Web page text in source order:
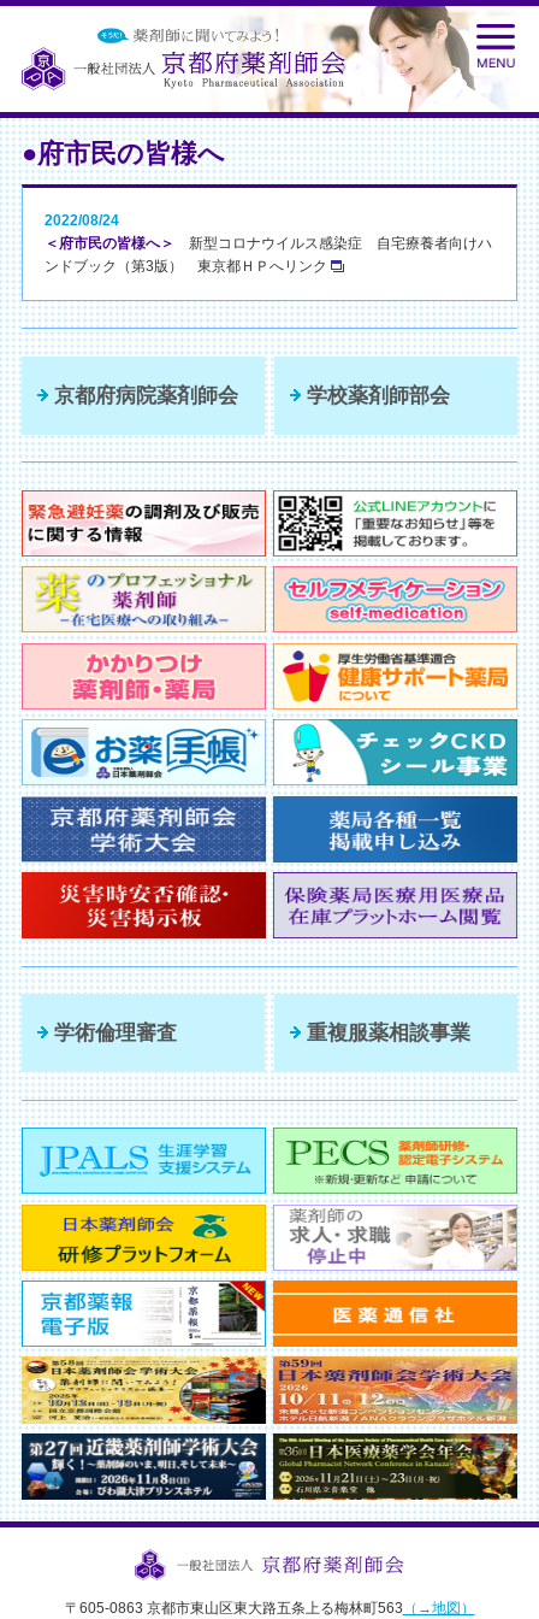
●府市民の皆様へ
2022/08/24
＜府市民の皆様へ＞
新型コロナウイルス感染症 自宅療養者向けハ
ンドブック（第3版） 東京都ＨＰへリンク
京都府病院薬剤師会 学校薬剤師部会
学術倫理審査 重複服薬相談事業
〒605-0863 京都市東山区東大路五条上る梅林町563 （→地図）